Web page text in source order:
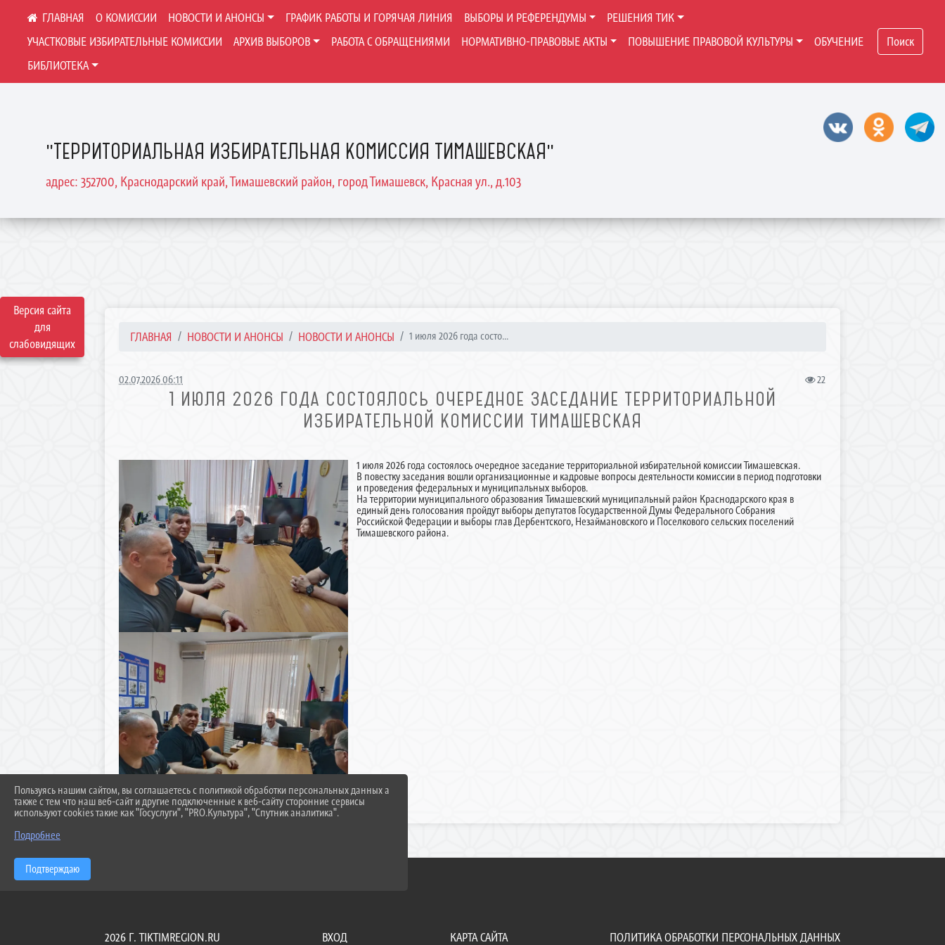
Версия сайта
для
слабовидящих
"ТЕРРИТОРИАЛЬНАЯ ИЗБИРАТЕЛЬНАЯ КОМИССИЯ ТИМАШЕВСКАЯ"
адрес: 352700, Краснодарский край, Тимашевский район, город Тимашевск, Красная ул., д.103
О КОМИССИИ НОВОСТИ И АНОНСЫ ГРАФИК РАБОТЫ И ГОРЯЧАЯ ЛИНИЯ ВЫБОРЫ И РЕФЕРЕНДУМЫ
РЕШЕНИЯ ТИК
УЧАСТКОВЫЕ ИЗБИРАТЕЛЬНЫЕ КОМИССИИ
АРХИВ ВЫБОРОВ РАБОТА С ОБРАЩЕНИЯМИ НОРМАТИВНО-ПРАВОВЫЕ АКТЫ ПОВЫШЕНИЕ ПРАВОВОЙ КУЛЬТУРЫ
ОБУЧЕНИЕ
БИБЛИОТЕКА
Поиск
ГЛАВНАЯ НОВОСТИ И АНОНСЫ НОВОСТИ И АНОНСЫ 1 июля 2026 года состо...
02.07.2026 06:11 22
1 ИЮЛЯ 2026 ГОДА СОСТОЯЛОСЬ ОЧЕРЕДНОЕ ЗАСЕДАНИЕ ТЕРРИТОРИАЛЬНОЙ
ИЗБИРАТЕЛЬНОЙ КОМИССИИ ТИМАШЕВСКАЯ
1 июля 2026 года состоялось очередное заседание территориальной избирательной комиссии Тимашевская.
В повестку заседания вошли организационные и кадровые вопросы деятельности комиссии в период подготовки
и проведения федеральных и муниципальных выборов.
На территории муниципального образования Тимашевский муниципальный район Краснодарского края в
единый день голосования пройдут выборы депутатов Государственной Думы Федерального Собрания
Российской Федерации и выборы глав Дербентского, Незаймановского и Поселкового сельских поселений
Тимашевского района.
2026 Г. TIKTIMREGION.RU ВХОД КАРТА САЙТА ПОЛИТИКА ОБРАБОТКИ ПЕРСОНАЛЬНЫХ ДАННЫХ
Пользуясь нашим сайтом, вы соглашаетесь с политикой обработки персональных данных а
также с тем что наш веб-сайт и другие подключенные к веб-сайту сторонние сервисы
используют cookies такие как "Госуслуги", "PRO.Культура", "Спутник аналитика".
Подробнее
Подтверждаю